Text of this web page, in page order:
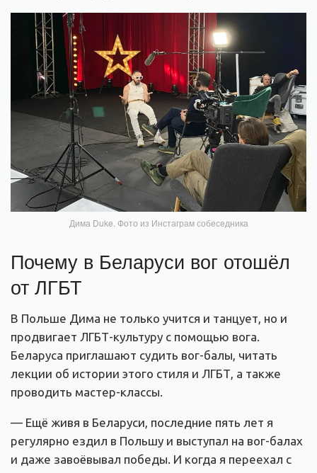
Дима Duke. Фото из Инстаграм собеседника
Почему в Беларуси вог отошёл
от ЛГБТ
В Польше Дима не только учится и танцует, но и
продвигает ЛГБТ-культуру с помощью вога.
Беларуса приглашают судить вог-балы, читать
лекции об истории этого стиля и ЛГБТ, а также
проводить мастер-классы.
— Ещё живя в Беларуси, последние пять лет я
регулярно ездил в Польшу и выступал на вог-балах
и даже завоёвывал победы. И когда я переехал с